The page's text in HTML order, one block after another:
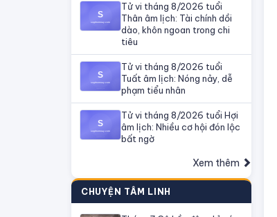
Tử vi tháng 8/2026 tuổi
Thân âm lịch: Tài chính dồi
dào, khôn ngoan trong chi
tiêu
Tử vi tháng 8/2026 tuổi
Tuất âm lịch: Nóng nảy, dễ
phạm tiểu nhân
Tử vi tháng 8/2026 tuổi Hợi
âm lịch: Nhiều cơ hội đón lộc
bất ngờ
Xem thêm
CHUYỆN TÂM LINH